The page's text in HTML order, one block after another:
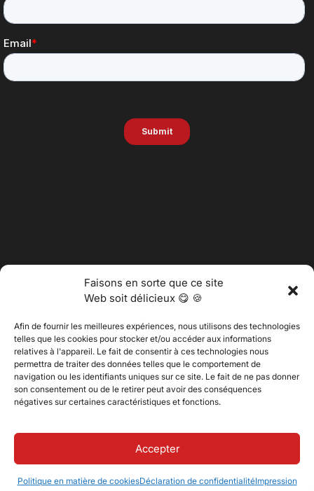
Faisons en sorte que ce site
Web soit délicieux 😋 🍪
Afin de fournir les meilleures expériences, nous utilisons des technologies
telles que les cookies pour stocker et/ou accéder aux informations
relatives à l'appareil. Le fait de consentir à ces technologies nous
permettra de traiter des données telles que le comportement de
navigation ou les identifiants uniques sur ce site. Le fait de ne pas donner
son consentement ou de le retirer peut avoir des conséquences
négatives sur certaines caractéristiques et fonctions.
Accepter
Politique en matière de cookiesDéclaration de confidentialitéImpression
@2025 Vertitech. Tous droits réservés.
Politique de confidentialité